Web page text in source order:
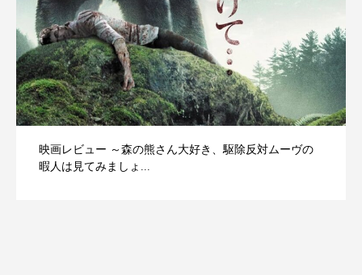
映画レビュー ～森の熊さん大好き、駆除反対ムーヴの
暇人は見てみましょ...